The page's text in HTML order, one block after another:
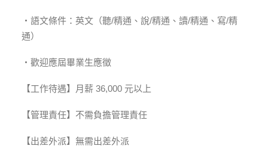
・語文條件：英文（聽/精通、說/精通、讀/精通、寫/精
通）
・歡迎應屆畢業生應徵
【工作待遇】月薪 36,000 元以上
【管理責任】不需負擔管理責任
【出差外派】無需出差外派